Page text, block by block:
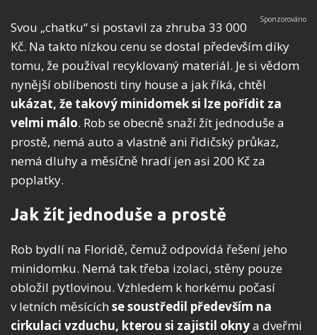
Svou „chatku“ si postavil za zhruba 33 000
Kč. Na takto nízkou cenu se dostal především díky
tomu, že používal recyklovaný materiál. Je si vědom
nynější oblíbenosti tiny house a jak říká, chtěl
ukázat, že takový minidomek si lze pořídit za
velmi málo. Rob se obecně snaží žít jednoduše a
prostě, nemá auto a vlastně ani řidičský průkaz,
nemá dluhy a měsíčně hradí jen asi 200 Kč za
poplatky.
Jak žít jednoduše a prostě
Rob bydlí na Floridě, čemuž odpovídá řešení jeho
minidomku. Nemá tak třeba izolaci, stěny pouze
obložil pytlovinou. Vzhledem k horkému počasí
v letních měsících se soustředil především na
cirkulaci vzduchu, kterou si zajistil oknya dveřmi